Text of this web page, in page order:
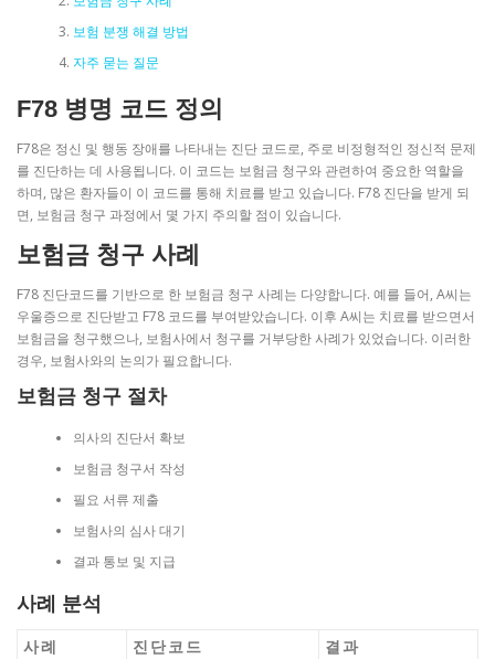
보험 분쟁 해결 방법
자주 묻는 질문
F78 병명 코드 정의
F78은 정신 및 행동 장애를 나타내는 진단 코드로, 주로 비정형적인 정신적 문제
를 진단하는 데 사용됩니다. 이 코드는 보험금 청구와 관련하여 중요한 역할을
하며, 많은 환자들이 이 코드를 통해 치료를 받고 있습니다. F78 진단을 받게 되
면, 보험금 청구 과정에서 몇 가지 주의할 점이 있습니다.
보험금 청구 사례
F78 진단코드를 기반으로 한 보험금 청구 사례는 다양합니다. 예를 들어, A씨는
우울증으로 진단받고 F78 코드를 부여받았습니다. 이후 A씨는 치료를 받으면서
보험금을 청구했으나, 보험사에서 청구를 거부당한 사례가 있었습니다. 이러한
경우, 보험사와의 논의가 필요합니다.
보험금 청구 절차
의사의 진단서 확보
보험금 청구서 작성
필요 서류 제출
보험사의 심사 대기
결과 통보 및 지급
사례 분석
사례 진단코드 결과